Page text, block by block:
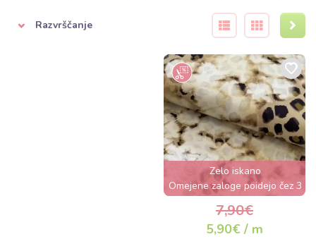
Nasveti za vzdrževanje
Viskoza zahteva nežno ravnanje. Priporočamo pranje na nizkih
temperaturah (do 30°C) in likanje z narobe strani. Ker ima
naravno osnovo, se blago pri prvem pranju rado nekoliko skrči,
pred krojenjem.
Razvrščanje
Zelo iskano
Omejene zaloge poidejo čez 3
dni
7,90€
5,90€ / m